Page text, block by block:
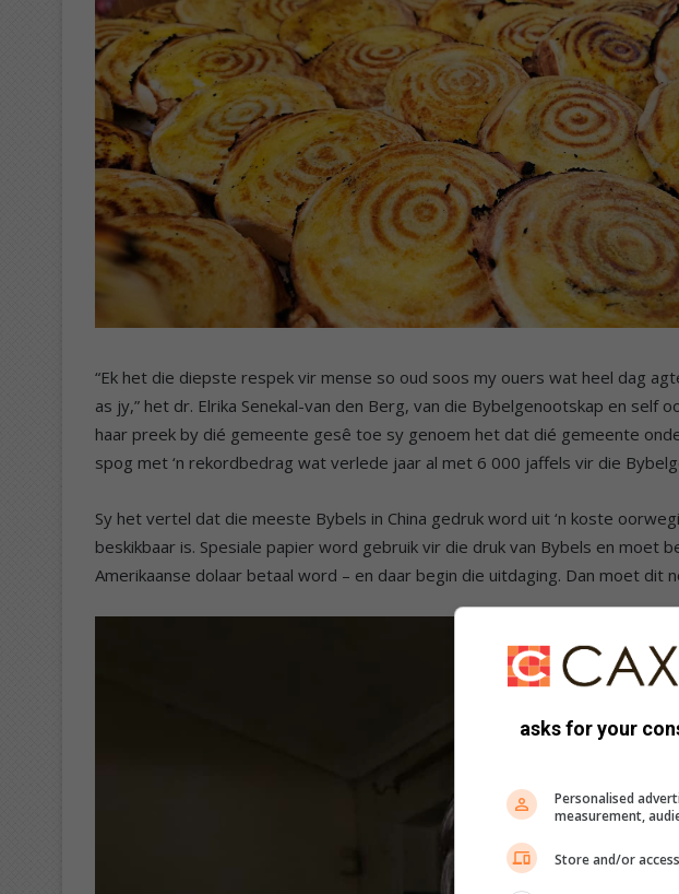
“Ek het die diepste respek vir mense so oud soos my ouers wat heel dag
as jy,” het dr. Elrika Senekal-van den Berg, van die Bybelgenootskap en self
haar preek by dié gemeente gesê toe sy genoem het dat dié gemeente
spog met ‘n rekordbedrag wat verlede jaar al met 6 000 jaffels vir die
Sy het vertel dat die meeste Bybels in China gedruk word uit ‘n koste
beskikbaar is. Spesiale papier word gebruik vir die druk van Bybels en moet
Amerikaanse dolaar betaal word – en daar begin die uitdaging. Dan moet dit
asks for your
Personalised
measurement,
Store and/or